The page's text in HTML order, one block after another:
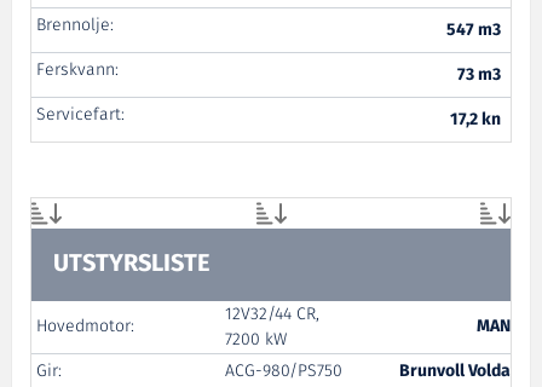
Brennolje:
547 m3
Ferskvann:
73 m3
Servicefart:
17,2 kn
UTSTYRSLISTE
Hovedmotor:
12V32/44 CR,
7200 kW
MAN
Gir:
ACG-980/PS750
Brunvoll Volda